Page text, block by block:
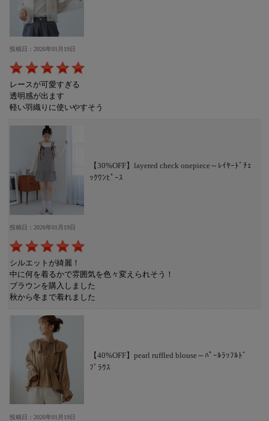
投稿日：2026年01月19日
レースが可愛すぎる
透明感が出ます
軽い羽織りに使いやすそう
【30%OFF】layered check onepiece～ﾚｲﾔｰﾄﾞﾁｪ
ｯｸﾜﾝﾋﾟｰｽ
投稿日：2026年01月19日
シルエットが綺麗！
中に何を着るかで雰囲気を色々変えられそう！
ブラウンを購入しました
秋から冬まで着れました
【40%OFF】pearl ruffled blouse～ﾊﾟｰﾙﾗｯﾌﾙﾄﾞ
ﾌﾞﾗｳｽ
投稿日：2026年01月19日